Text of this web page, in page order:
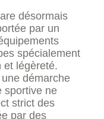
désormais
par un
spécialement
et légèreté.
démarche
sportive ne
strict des
par des